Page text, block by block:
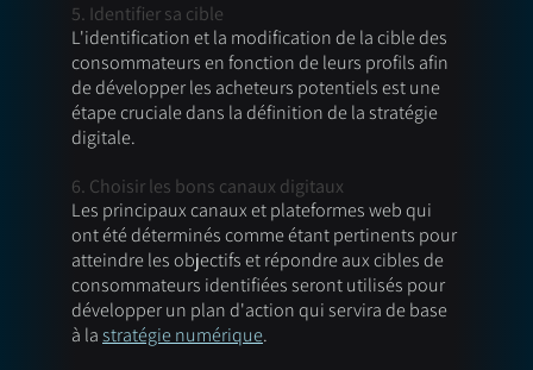
5. Identifier sa cible
L'identification et la modification de la cible des
consommateurs en fonction de leurs profils afin
de développer les acheteurs potentiels est une
étape cruciale dans la définition de la stratégie
digitale.
6. Choisir les bons canaux digitaux
Les principaux canaux et plateformes web qui
ont été déterminés comme étant pertinents pour
atteindre les objectifs et répondre aux cibles de
consommateurs identifiées seront utilisés pour
développer un plan d'action qui servira de base
à la stratégie numérique.